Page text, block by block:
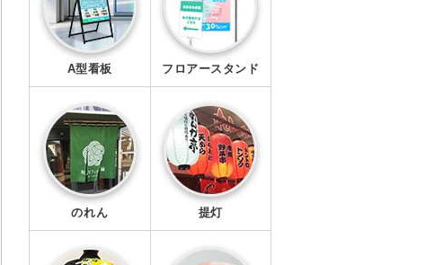
A型看板 フロアースタンド
のれん 提灯